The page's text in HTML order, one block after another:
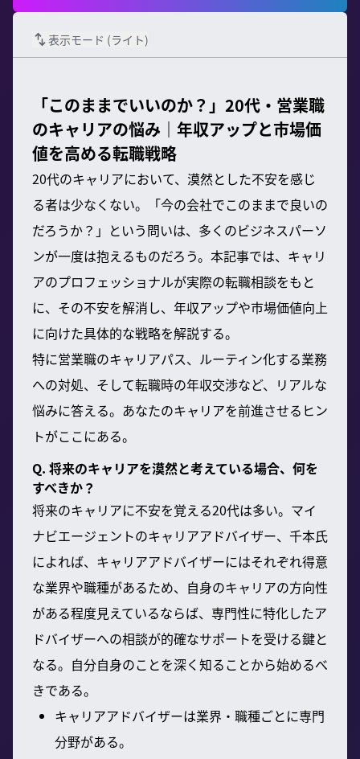
表示モード (ライト)
「このままでいいのか？」20代・営業職
のキャリアの悩み｜年収アップと市場価
値を高める転職戦略
20代のキャリアにおいて、漠然とした不安を感じ
る者は少なくない。「今の会社でこのままで良いの
だろうか？」という問いは、多くのビジネスパーソ
ンが一度は抱えるものだろう。本記事では、キャリ
アのプロフェッショナルが実際の転職相談をもと
に、その不安を解消し、年収アップや市場価値向上
に向けた具体的な戦略を解説する。
特に営業職のキャリアパス、ルーティン化する業務
への対処、そして転職時の年収交渉など、リアルな
悩みに答える。あなたのキャリアを前進させるヒン
トがここにある。
Q. 将来のキャリアを漠然と考えている場合、何を
すべきか？
将来のキャリアに不安を覚える20代は多い。マイ
ナビエージェントのキャリアアドバイザー、千本氏
によれば、キャリアアドバイザーにはそれぞれ得意
な業界や職種があるため、自身のキャリアの方向性
がある程度見えているならば、専門性に特化したア
ドバイザーへの相談が的確なサポートを受ける鍵と
なる。自分自身のことを深く知ることから始めるべ
きである。
キャリアアドバイザーは業界・職種ごとに専門
分野がある。